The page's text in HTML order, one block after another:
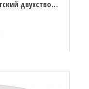
Шкафы Кубаньлесстрой БИ 01 детский двухстворчатый